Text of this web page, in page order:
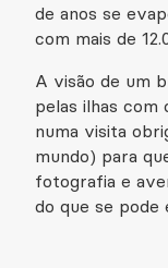
de anos se
com mais de
A visão de um
pelas ilhas
numa visita
mundo) para
fotografia e
do que se pode